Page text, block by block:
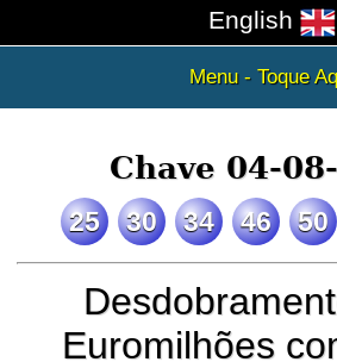
English
Menu - Toque
Chave 04-
25 30 34 46 50
Euromilhões